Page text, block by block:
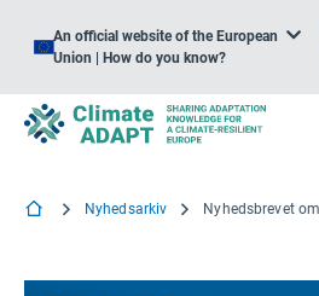
An official website of the European
Union | How do you know?
Nyhedsarkiv